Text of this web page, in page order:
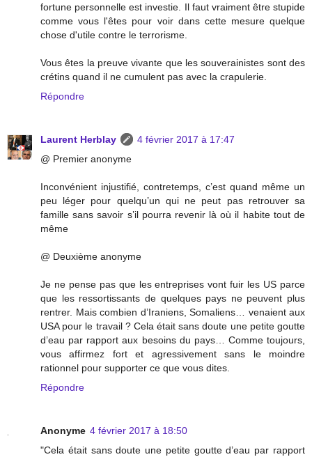
fortune personnelle est investie. Il faut vraiment être stupide
comme vous l'êtes pour voir dans cette mesure quelque
chose d'utile contre le terrorisme.
Vous êtes la preuve vivante que les souverainistes sont des
crétins quand il ne cumulent pas avec la crapulerie.
Répondre
Laurent Herblay
4 février 2017 à 17:47
@ Premier anonyme
Inconvénient injustifié, contretemps, c’est quand même un
peu léger pour quelqu’un qui ne peut pas retrouver sa
famille sans savoir s’il pourra revenir là où il habite tout de
même
@ Deuxième anonyme
Je ne pense pas que les entreprises vont fuir les US parce
que les ressortissants de quelques pays ne peuvent plus
rentrer. Mais combien d’Iraniens, Somaliens… venaient aux
USA pour le travail ? Cela était sans doute une petite goutte
d’eau par rapport aux besoins du pays… Comme toujours,
vous affirmez fort et agressivement sans le moindre
rationnel pour supporter ce que vous dites.
Répondre
Anonyme 4 février 2017 à 18:50
"Cela était sans doute une petite goutte d’eau par rapport